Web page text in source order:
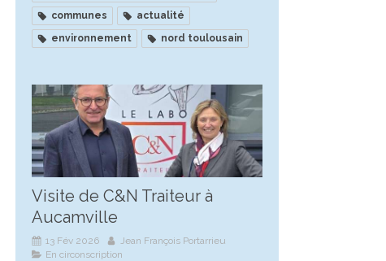
communes
actualité
environnement
nord toulousain
Visite de C&N Traiteur à
Aucamville
13 Fév 2026
Jean François Portarrieu
En circonscription